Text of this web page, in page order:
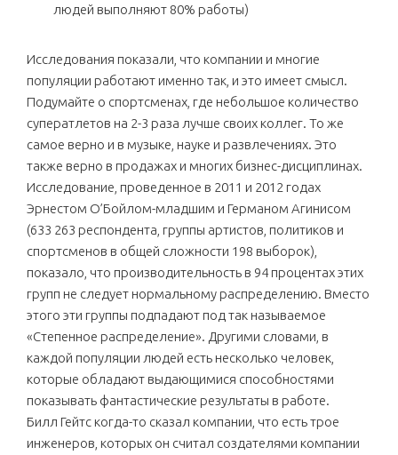
людей выполняют 80% работы)
Исследования показали, что компании и многие
популяции работают именно так, и это имеет смысл.
Подумайте о спортсменах, где небольшое количество
суператлетов на 2-3 раза лучше своих коллег. То же
самое верно и в музыке, науке и развлечениях. Это
также верно в продажах и многих бизнес-дисциплинах.
Исследование, проведенное в 2011 и 2012 годах
Эрнестом О’Бойлом-младшим и Германом Агинисом
(633 263 респондента, группы артистов, политиков и
спортсменов в общей сложности 198 выборок),
показало, что производительность в 94 процентах этих
групп не следует нормальному распределению. Вместо
этого эти группы подпадают под так называемое
«Степенное распределение». Другими словами, в
каждой популяции людей есть несколько человек,
которые обладают выдающимися способностями
показывать фантастические результаты в работе.
Билл Гейтс когда-то сказал компании, что есть трое
инженеров, которых он считал создателями компании